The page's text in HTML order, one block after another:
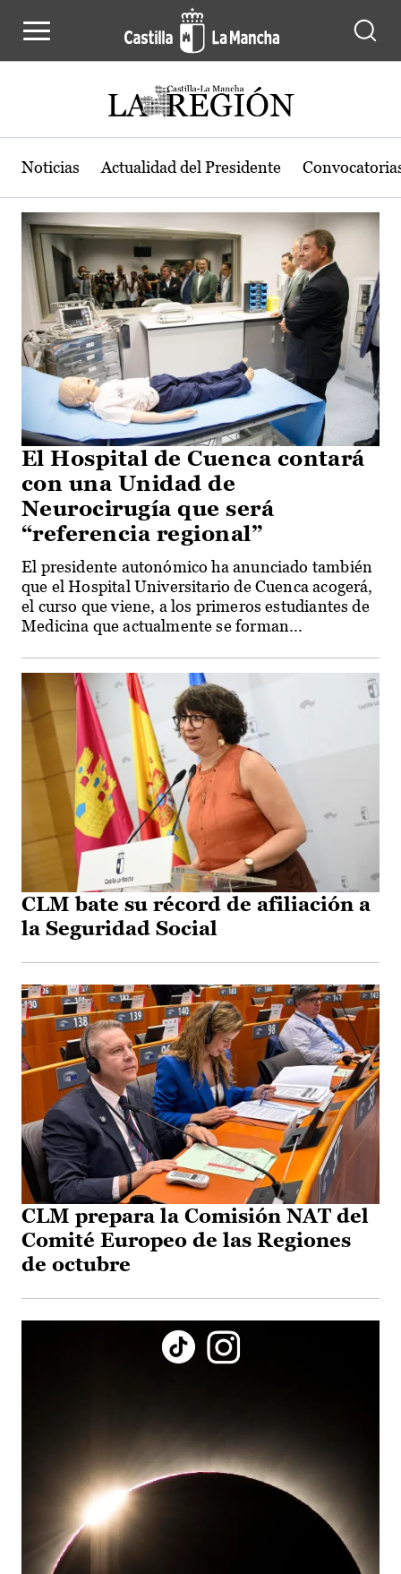
Actualidad de la región de Castilla-
Noticias Actualidad del Presidente
El Hospital de Cuenca contará
con una Unidad de
Neurocirugía que será
“referencia regional”
El presidente autonómico ha anunciado también
que el Hospital Universitario de Cuenca acogerá,
el curso que viene, a los primeros estudiantes de
Medicina que actualmente se forman...
CLM bate su récord de afiliación a
la Seguridad Social
CLM prepara la Comisión NAT del
Comité Europeo de las Regiones
de octubre